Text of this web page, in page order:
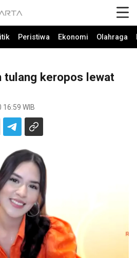
Peristiwa Ekonomi Olahraga
tulang keropos lewat
16:59 WIB